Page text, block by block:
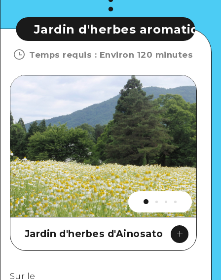
d'herbes aromatiques
Temps requis : Environ 120 minutes
Jardin d'herbes d'Ainosato
Sur le